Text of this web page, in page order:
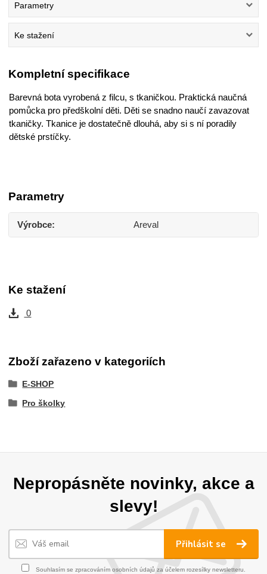
Parametry
Ke stažení
Kompletní specifikace
Barevná bota vyrobená z filcu, s tkaničkou. Praktická naučná
pomůcka pro předškolní děti. Děti se snadno naučí zavazovat
tkaničky. Tkanice je dostatečně dlouhá, aby si s ní poradily
dětské prstíčky.
Parametry
Výrobce Areval
Ke stažení
0
Zboží zařazeno v kategoriích
E-SHOP
Pro školky
Nepropásněte novinky, akce a
slevy!
Přihlásit se
Souhlasím se zpracováním osobních údajů za účelem rozesílky newsletteru.